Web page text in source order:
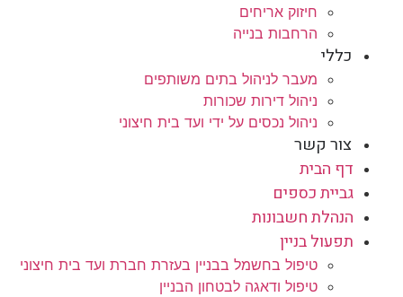
חיזוק אריחים
הרחבות בנייה
כללי
מעבר לניהול בתים משותפים
ניהול דירות שכורות
ניהול נכסים על ידי ועד בית חיצוני
צור קשר
דף הבית
גביית כספים
הנהלת חשבונות
תפעול בניין
טיפול בחשמל בבניין בעזרת חברת ועד בית חיצוני
טיפול ודאגה לבטחון הבניין